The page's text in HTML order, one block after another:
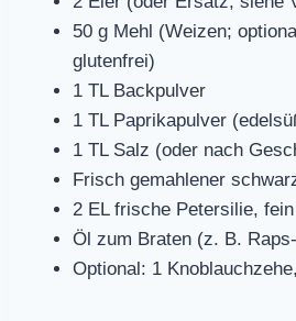
50 g Mehl (Weizen;
glutenfrei)
1 TL Backpulver
1 TL Paprikapulver
1 TL Salz (oder nach
Frisch gemahlener
2 EL frische Petersilie,
Öl zum Braten (z. B.
Optional: 1